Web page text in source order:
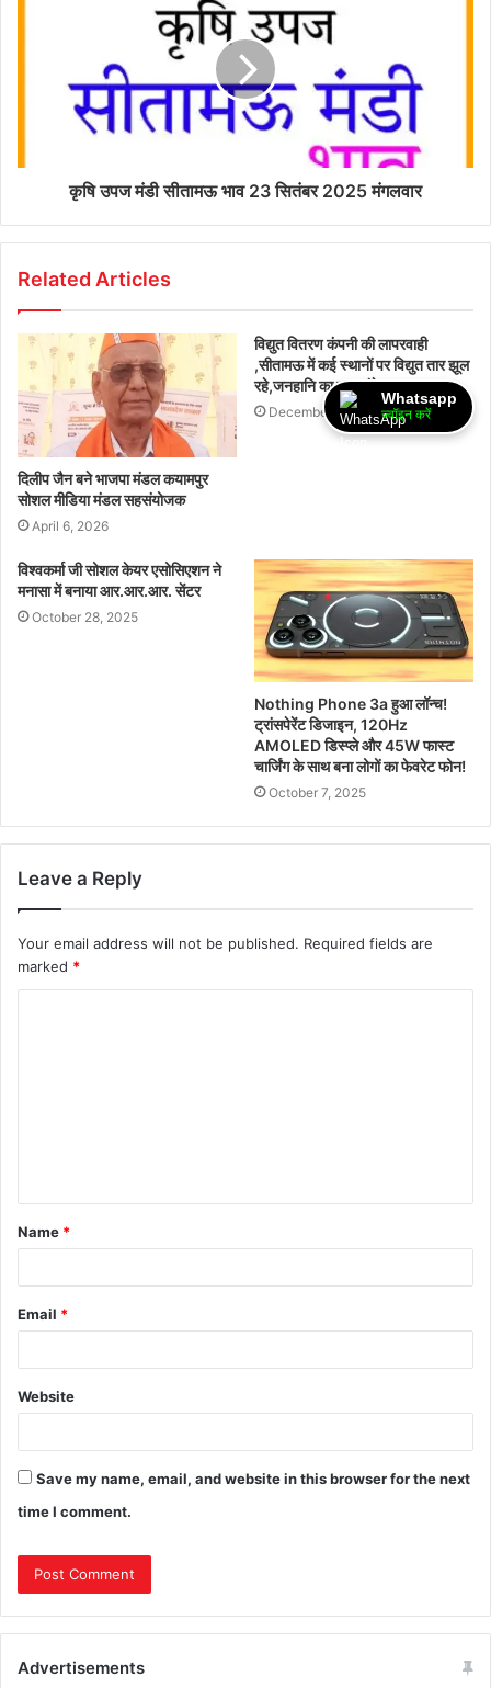
कृषि उपज मंडी सीतामऊ भाव 23 सितंबर 2025 मंगलवार
Related Articles
दिलीप जैन बने भाजपा मंडल कयामपुर
सोशल मीडिया मंडल सहसंयोजक
April 6, 2026
विद्युत वितरण कंपनी की लापरवाही
,सीतामऊ में कई स्थानों पर विद्युत तार झूल
रहे,जनहानि का बना अंदेशा
December 11, 2025
विश्वकर्मा जी सोशल केयर एसोसिएशन ने
मनासा में बनाया आर.आर.आर. सेंटर
October 28, 2025
Nothing Phone 3a हुआ लॉन्च!
ट्रांसपेरेंट डिजाइन, 120Hz
AMOLED डिस्प्ले और 45W फास्ट
चार्जिंग के साथ बना लोगों का फेवरेट फोन!
October 7, 2025
Leave a Reply
Your email address will not be published. Required fields are
marked *
Name *
Email *
Website
Save my name, email, and website in this browser for the next
time I comment.
Advertisements
Whatsapp
ज्वॉइन करें